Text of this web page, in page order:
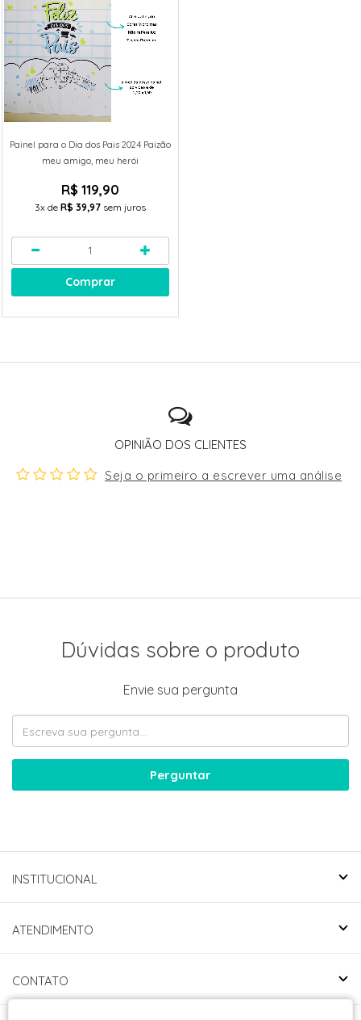
Painel para o Dia dos Pais 2024 Paizão
meu amigo, meu herói
R$ 119,90
3x de R$ 39,97 sem juros
Comprar
OPINIÃO DOS CLIENTES
Seja o primeiro a escrever uma análise
Dúvidas sobre o produto
Envie sua pergunta
Perguntar
INSTITUCIONAL
ATENDIMENTO
CONTATO